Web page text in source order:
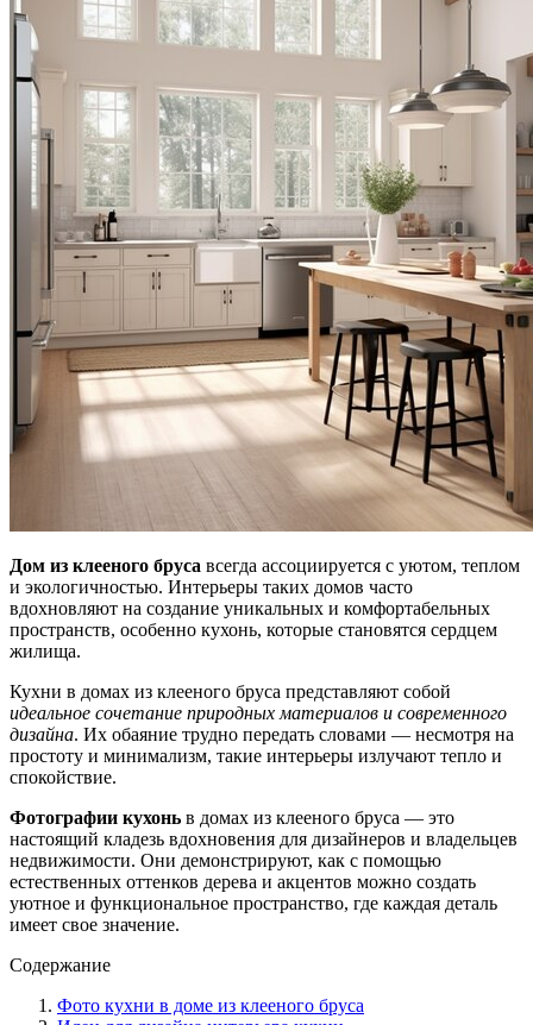
Дом из клееного бруса всегда ассоциируется с уютом, теплом
и экологичностью. Интерьеры таких домов часто
вдохновляют на создание уникальных и комфортабельных
пространств, особенно кухонь, которые становятся сердцем
жилища.
Кухни в домах из клееного бруса представляют собой
идеальное сочетание природных материалов и современного
дизайна. Их обаяние трудно передать словами — несмотря на
простоту и минимализм, такие интерьеры излучают тепло и
спокойствие.
Фотографии кухонь в домах из клееного бруса — это
настоящий кладезь вдохновения для дизайнеров и владельцев
недвижимости. Они демонстрируют, как с помощью
естественных оттенков дерева и акцентов можно создать
уютное и функциональное пространство, где каждая деталь
имеет свое значение.
Содержание
Фото кухни в доме из клееного бруса